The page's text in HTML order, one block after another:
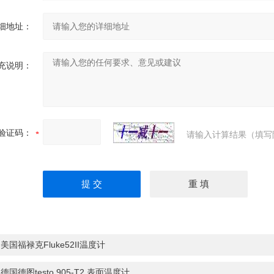
地址：
说明：
证码： 请输入计算结果（填
美国福禄克Fluke52II温度计